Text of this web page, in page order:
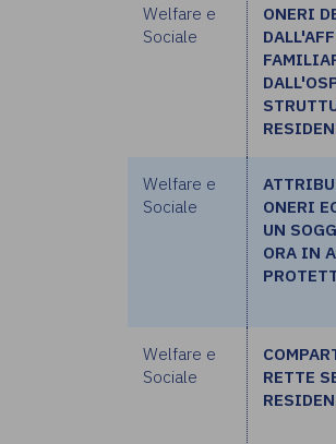
Welfare e
Sociale
ONERI
Welfare e
Sociale
ONERI
UN
ORA IN
Welfare e
Sociale
RETTE